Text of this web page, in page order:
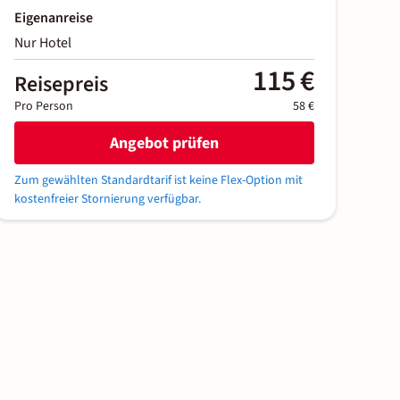
Eigenanreise
Nur Hotel
Reisepreis 115 €
Pro Person 58 €
Angebot prüfen
Zum gewählten Standardtarif ist keine Flex-Option mit
kostenfreier Stornierung verfügbar.